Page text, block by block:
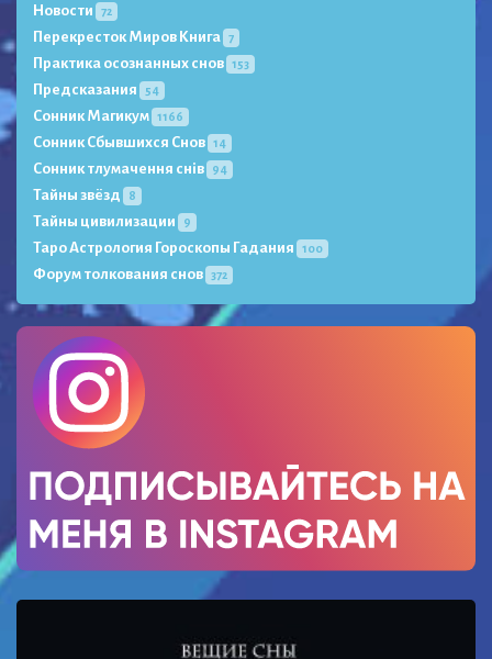
Новости 72
Перекресток Миров Книга 7
Практика осознанных снов 153
Предсказания 54
Сонник Магикум 1166
Сонник Сбывшихся Снов 14
Сонник тлумачення снів 94
Тайны звёзд 8
Тайны цивилизации 9
Таро Астрология Гороскопы Гадания 100
Форум толкования снов 372